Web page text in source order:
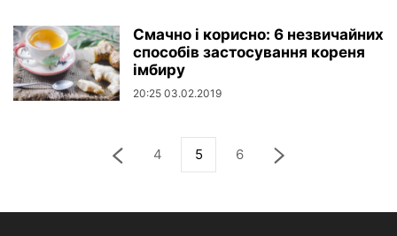
Смачно і корисно: 6 незвичайних
способів застосування кореня
імбиру
20:25 03.02.2019
4 5 6